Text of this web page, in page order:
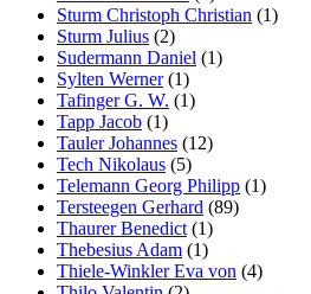
Sturm Christoph Christian (1)
Sturm Julius (2)
Sudermann Daniel (1)
Sylten Werner(1)
Tafinger G. W. (1)
Tapp Jacob (1)
Tauler Johannes (12)
Tech Nikolaus (5)
Telemann Georg Philipp (1)
Tersteegen Gerhard (89)
Thaurer Benedict (1)
Thebesius Adam (1)
Thiele-Winkler Eva von (4)